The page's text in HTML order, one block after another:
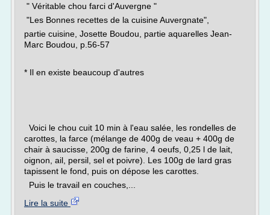
" Véritable chou farci d'Auvergne "
"Les Bonnes recettes de la cuisine Auvergnate",
partie cuisine, Josette Boudou, partie aquarelles Jean-
Marc Boudou, p.56-57
* Il en existe beaucoup d'autres
Voici le chou cuit 10 min à l'eau salée, les rondelles de
carottes, la farce (mélange de 400g de veau + 400g de
chair à saucisse, 200g de farine, 4 oeufs, 0,25 l de lait,
oignon, ail, persil, sel et poivre). Les 100g de lard gras
tapissent le fond, puis on dépose les carottes.
Puis le travail en couches,...
Lire la suite